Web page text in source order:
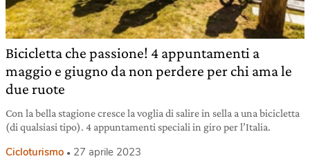
Bicicletta che passione! 4 appuntamenti a
maggio e giugno da non perdere per chi ama le
due ruote
Con la bella stagione cresce la voglia di salire in sella a una bicicletta
(di qualsiasi tipo). 4 appuntamenti speciali in giro per l’Italia.
Cicloturismo 27 aprile 2023